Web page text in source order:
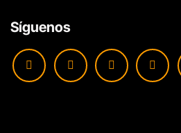
Síguenos